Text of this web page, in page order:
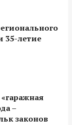
35-летие
–
законов